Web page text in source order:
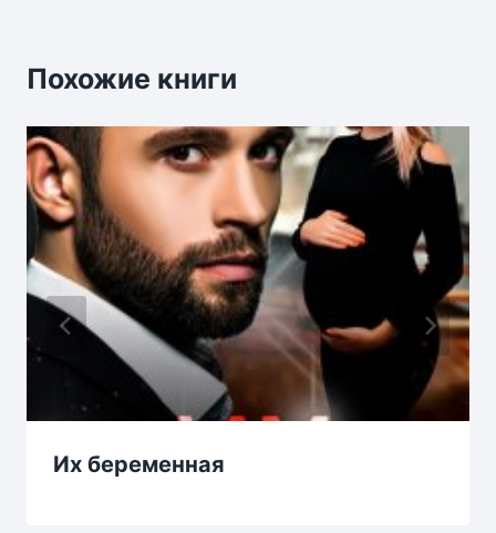
Похожие книги
Их беременная